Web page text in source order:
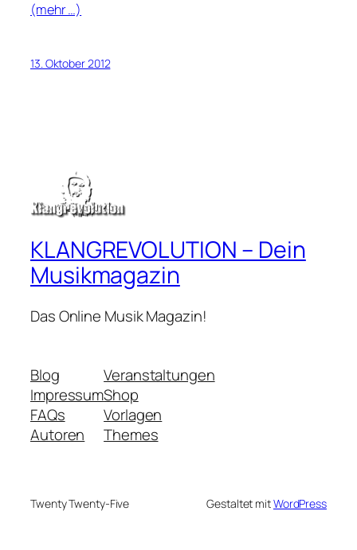
(mehr …)
13. Oktober 2012
KLANGREVOLUTION – Dein
Musikmagazin
Das Online Musik Magazin!
Blog
Impressum
FAQs
Autoren
Veranstaltungen
Shop
Vorlagen
Themes
Twenty Twenty-Five Gestaltet mitWordPress